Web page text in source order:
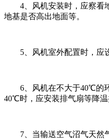
4、风机安装时，应察看地
地基是否高出地面等。
5、风机室外配置时，应设
6、风机在不大于40℃的环
40℃时，应安装排气扇等降温
7、当输送空气沼气天然